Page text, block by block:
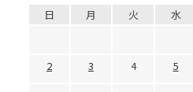
日 月 火 水
2
3 4 5